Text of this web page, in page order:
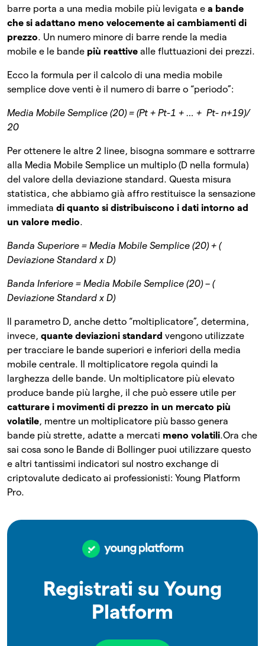
barre porta a una media mobile più levigata e a bande
che si adattano meno velocemente ai cambiamenti di
prezzo. Un numero minore di barre rende la media
mobile e le bande più reattive alle fluttuazioni dei prezzi.
Ecco la formula per il calcolo di una media mobile
semplice dove venti è il numero di barre o “periodo”:
Media Mobile Semplice (20) = (Pt + Pt-1 + … + Pt- n+19)/
20
Per ottenere le altre 2 linee, bisogna sommare e sottrarre
alla Media Mobile Semplice un multiplo (D nella formula)
del valore della deviazione standard. Questa misura
statistica, che abbiamo già affro restituisce la sensazione
immediata di quanto si distribuiscono i dati intorno ad
un valore medio.
Banda Superiore = Media Mobile Semplice (20) + (
Deviazione Standard x D)
Banda Inferiore = Media Mobile Semplice (20) – (
Deviazione Standard x D)
Il parametro D, anche detto “moltiplicatore”, determina,
invece, quante deviazioni standard vengono utilizzate
per tracciare le bande superiori e inferiori della media
mobile centrale. Il moltiplicatore regola quindi la
larghezza delle bande. Un moltiplicatore più elevato
produce bande più larghe, il che può essere utile per
catturare i movimenti di prezzo in un mercato più
volatile, mentre un moltiplicatore più basso genera
bande più strette, adatte a mercati meno volatili.Ora che
sai cosa sono le Bande di Bollinger puoi utilizzare questo
e altri tantissimi indicatori sul nostro exchange di
criptovalute dedicato ai professionisti: Young Platform
Pro.
Registrati su Young
Platform